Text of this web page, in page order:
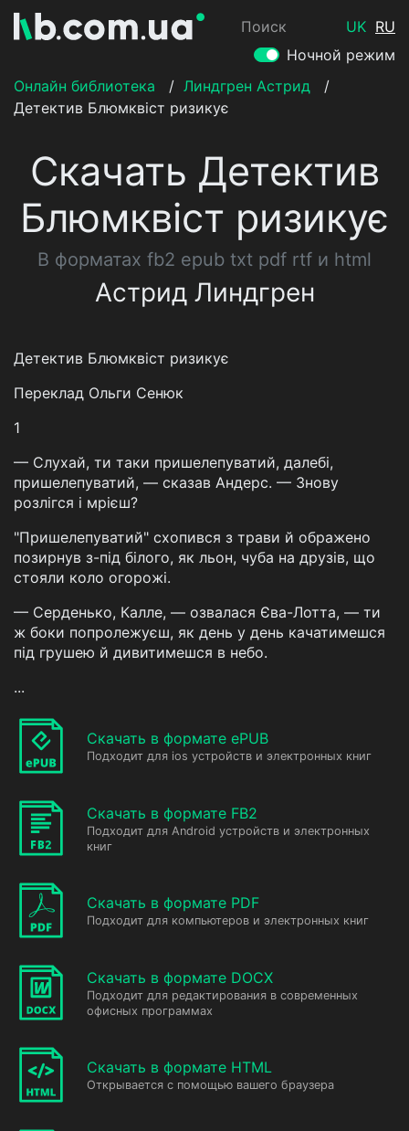
Поиск UK RU
Ночной режим
Онлайн библиотека
/ Линдгрен Астрид
/
Детектив Блюмквіст ризикує
Скачать Детектив
Блюмквіст ризикує
В форматах fb2 epub txt pdf rtf и html
Астрид Линдгрен
Детектив Блюмквіст ризикує
Переклад Ольги Сенюк
1
— Слухай, ти таки пришелепуватий, далебі,
пришелепуватий, — сказав Андерс. — Знову
розлігся і мрієш?
"Пришелепуватий" схопився з трави й ображено
позирнув з-під білого, як льон, чуба на друзів, що
стояли коло огорожі.
— Серденько, Калле, — озвалася Єва-Лотта, — ти
ж боки попролежуєш, як день у день качатимешся
під грушею й дивитимешся в небо.
...
Скачать в формате ePUB
Подходит для ios устройств и электронных книг
Скачать в формате FB2
Подходит для Android устройств и электронных
книг
Скачать в формате PDF
Подходит для компьютеров и электронных книг
Скачать в формате DOCX
Подходит для редактирования в современных
офисных программах
Скачать в формате HTML
Открывается с помощью вашего браузера